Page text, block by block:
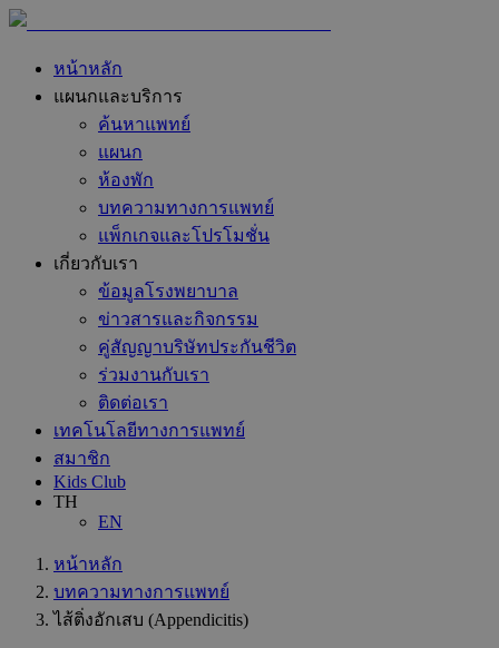
หน้าหลัก
แผนกและบริการ
ค้นหาแพทย์
แผนก
ห้องพัก
บทความทางการแพทย์
แพ็กเกจและโปรโมชั่น
เกี่ยวกับเรา
ข้อมูลโรงพยาบาล
ข่าวสารและกิจกรรม
คู่สัญญาบริษัทประกันชีวิต
ร่วมงานกับเรา
ติดต่อเรา
เทคโนโลยีทางการแพทย์
สมาชิก
Kids Club
TH
EN
หน้าหลัก
บทความทางการแพทย์
ไส้ติ่งอักเสบ (Appendicitis)